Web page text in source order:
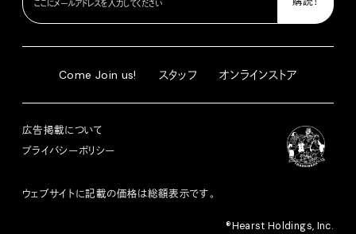
Come Join us! スタッフ オンラインストア
広告掲載について
プライバシーポリシー
ウェブサイトに記載の価格は総額表示です。
®︎Hearst Holdings, Inc.